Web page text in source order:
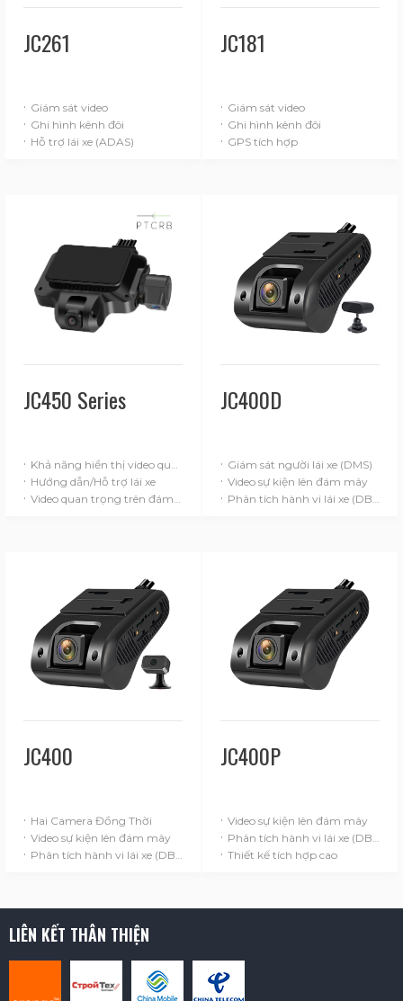
JC261
· Giám sát video
· Ghi hình kênh đôi
· Hỗ trợ lái xe (ADAS)
JC181
· Giám sát video
· Ghi hình kênh đôi
· GPS tích hợp
JC450 Series
· Khả năng hiển thị video qua tối đa 5 kênh trong thời gian thực
· Hướng dẫn/Hỗ trợ lái xe
· Video quan trọng trên đám mây
JC400D
· Giám sát người lái xe (DMS)
· Video sự kiện lên đám mây
· Phân tích hành vi lái xe (DBA)
JC400
· Hai Camera Đồng Thời
· Video sự kiện lên đám mây
· Phân tích hành vi lái xe (DBA)
JC400P
· Video sự kiện lên đám mây
· Phân tích hành vi lái xe (DBA)
· Thiết kế tích hợp cao
LIÊN KẾT THÂN THIỆN